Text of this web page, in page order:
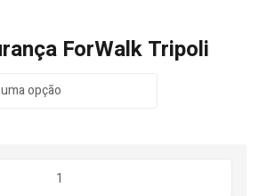
ForWalk Tripoli